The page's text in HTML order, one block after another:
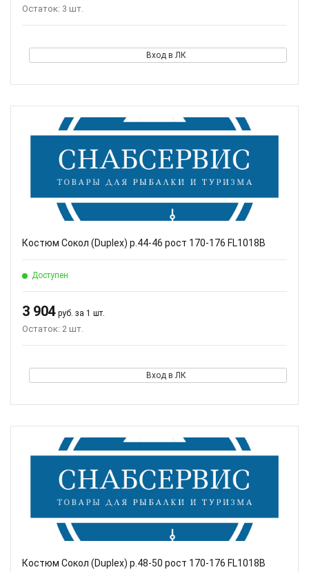
Остаток: 3 шт.
Вход в ЛК
Костюм Сокол (Duplex) р.44-46 рост 170-176 FL1018B
Доступен
3 904 руб. за 1 шт.
Остаток: 2 шт.
Вход в ЛК
Костюм Сокол (Duplex) р.48-50 рост 170-176 FL1018B